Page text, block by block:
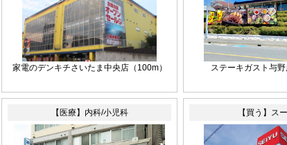
家電のデンキチさいたま中央店（100m） ステーキガスト与野
【医療】内科/小児科 【買う】ス